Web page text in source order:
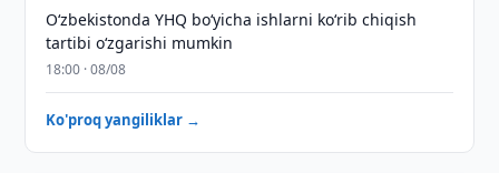
O‘zbekistonda YHQ bo‘yicha ishlarni ko‘rib chiqish
tartibi o‘zgarishi mumkin
18:00 · 08/08
Ko'proq yangiliklar →